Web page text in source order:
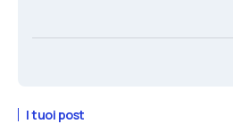
I tuoi post